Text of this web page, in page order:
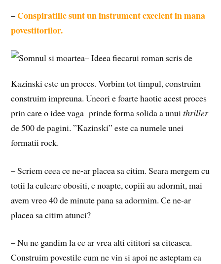
– Conspiratiile sunt un instrument excelent in mana
povestitorilor.
– Ideea fiecarui roman scris de
Kazinski este un proces. Vorbim tot timpul, construim
construim impreuna. Uneori e foarte haotic acest proces
prin care o idee vaga prinde forma solida a unuithriller
de 500 de pagini. ”Kazinski” este ca numele unei
formatii rock.
– Scriem ceea ce ne-ar placea sa citim. Seara mergem cu
totii la culcare obositi, e noapte, copiii au adormit, mai
avem vreo 40 de minute pana sa adormim. Ce ne-ar
placea sa citim atunci?
– Nu ne gandim la ce ar vrea alti cititori sa citeasca.
Construim povestile cum ne vin si apoi ne asteptam ca